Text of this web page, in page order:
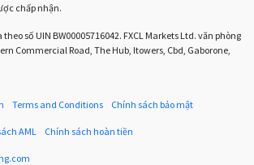
Các mức Fibonacci Cắt lỗ
lỗ
chấp nhận.
số UIN BW00005716042. FXCL Markets Ltd. văn phòng
Commercial Road, The Hub, Itowers, Cbd, Gaborone,
Terms and Conditions Chính sách bảo mật
AML Chính sách hoàn tiền
.com